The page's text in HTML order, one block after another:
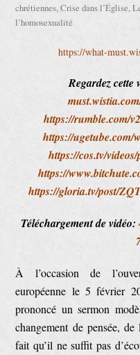
chrétiennes,Crise dans l’Église,
l’homosexualité
https://what-
Regardez cette
https://rumble.com/
https://
https://cos.tv/
https://
https://gloria.tv/post/
Téléchargement de vidéo:
À l’occasion de
européenne le 5 février
prononcé un sermon
changement de pensée,
fait qu’il ne suffit pas